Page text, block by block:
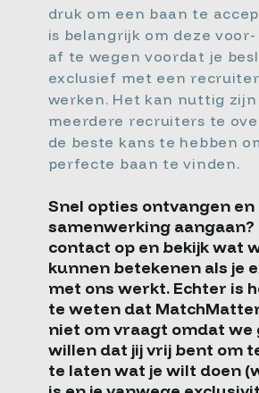
druk om een baan te
is belangrijk om deze
af te wegen voordat je
exclusief met een
werken. Het kan nuttig zijn
meerdere recruiters te
de beste kans te hebben
perfecte baan te vinden.
Snel opties ontvangen en
samenwerking aangaan?
contact op en bekijk wat
kunnen betekenen als je
met ons werkt. Echter is
te weten dat
niet om vraagt omdat we
willen dat jij vrij bent om
te laten wat je wilt doen